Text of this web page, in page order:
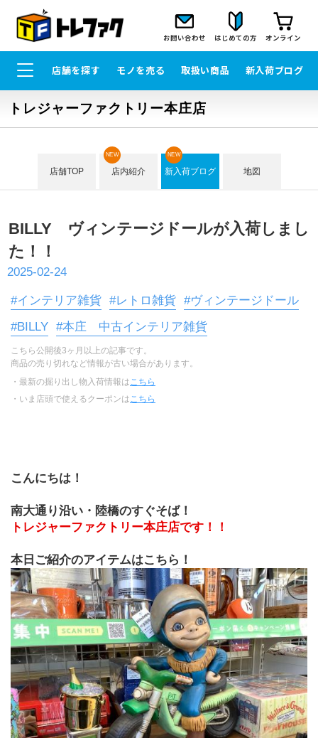
お問い合わせ はじめての方 オンライン
店舗を探す モノを売る 取扱い商品 新入荷ブログ
トレジャーファクトリー本庄店
店舗TOP 店内紹介
NEW
新入荷ブログ
NEW
地図
BILLY ヴィンテージドールが入荷しまし
た！！
2025-02-24
#インテリア雑貨 #レトロ雑貨 #ヴィンテージドール
#BILLY #本庄 中古インテリア雑貨
こちら公開後3ヶ月以上の記事です。
商品の売り切れなど情報が古い場合があります。
・最新の掘り出し物入荷情報は こちら
・いま店頭で使えるクーポンは こちら
こんにちは！
南大通り沿い・陸橋のすぐそば！
トレジャーファクトリー本庄店です！！
本日ご紹介のアイテムはこちら！